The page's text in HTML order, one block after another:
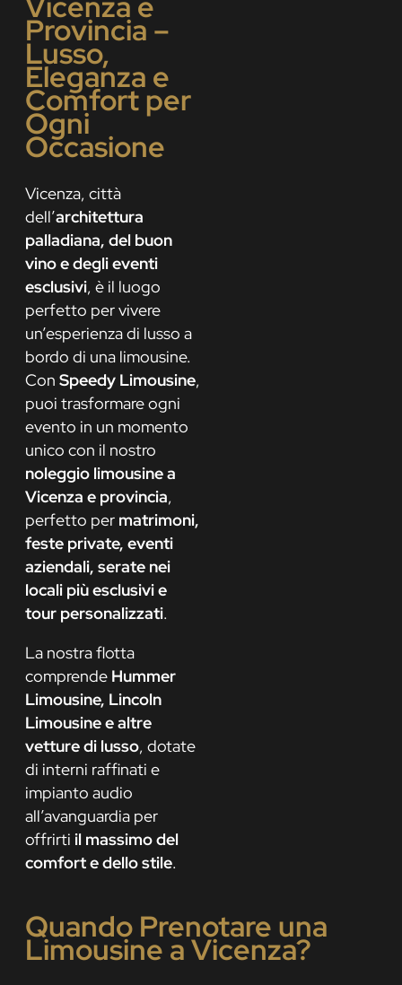
Provincia –
Lusso,
Eleganza e
Comfort per
Ogni
Occasione
Vicenza, città
dell’architettura
palladiana, del buon
vino e degli eventi
esclusivi, è il luogo
perfetto per vivere
un’esperienza di lusso a
bordo di una limousine.
Con Speedy Limousine,
puoi trasformare ogni
evento in un momento
unico con il nostro
noleggio limousine a
Vicenza e provincia,
perfetto per matrimoni,
feste private, eventi
aziendali, serate nei
locali più esclusivi e
tour personalizzati.
La nostra flotta
comprende Hummer
Limousine, Lincoln
Limousine e altre
vetture di lusso, dotate
di interni raffinati e
impianto audio
all’avanguardia per
offrirti il massimo del
comfort e dello stile.
Quando Prenotare una
Limousine a Vicenza?